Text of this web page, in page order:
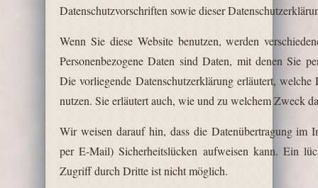
Datenschutzvorschriften sowie dieser
Wenn Sie diese Website benutzen, werden
Personenbezogene Daten sind Daten, mit denen Sie
Die vorliegende Datenschutzerklärung erläutert,
nutzen. Sie erläutert auch, wie und zu welchem Zweck
Wir weisen darauf hin, dass die Datenübertragung im
per E-Mail) Sicherheitslücken aufweisen kann. Ein
Zugriff durch Dritte ist nicht möglich.